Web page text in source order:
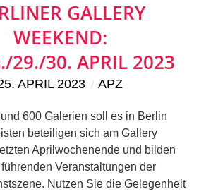
GALLERY
WEEKEND:
29./30. APRIL 2023
APRIL 2023 APZ
600 Galerien soll es in Berlin
beteiligen sich am Gallery
Aprilwochenende und bilden
Veranstaltungen der
Nutzen Sie die Gelegenheit